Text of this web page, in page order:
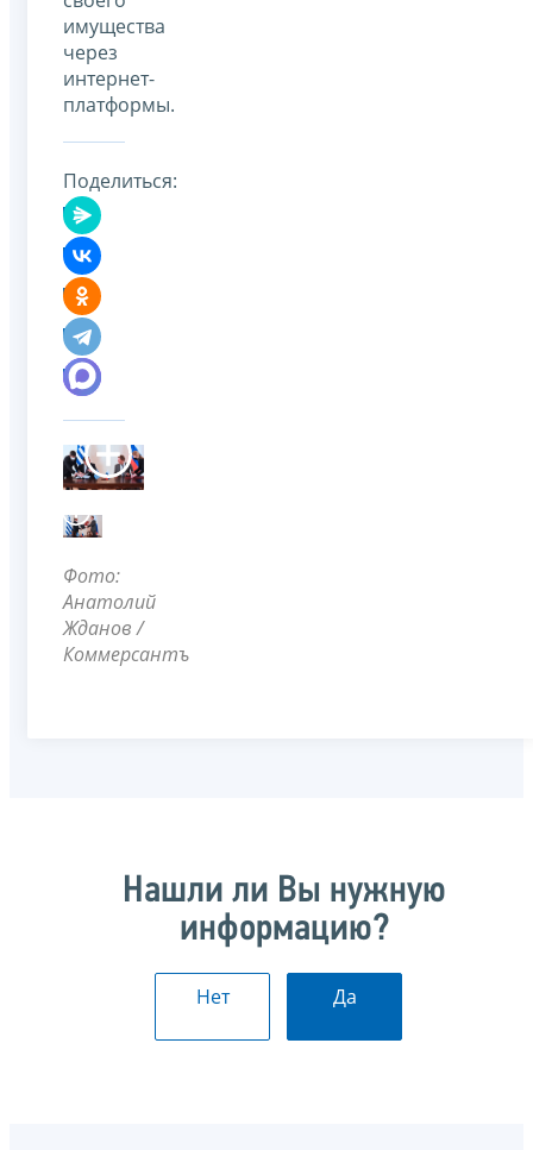
имущества
через
интернет-
платформы.
Поделиться:
Фото:
Анатолий
Жданов /
Коммерсантъ
Нашли ли Вы нужную
информацию?
Нет Да